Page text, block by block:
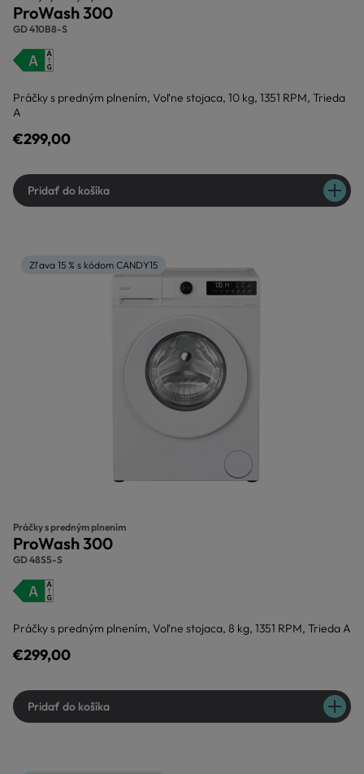
ProWash 300
GD 410B8-S
Práčky s predným plnením, Voľne stojaca, 10 kg, 1351 RPM, Trieda
A
€299,00
Pridať do košíka
Zľava 15 % s kódom CANDY15
Práčky s predným plnením
ProWash 300
GD 48S5-S
Práčky s predným plnením, Voľne stojaca, 8 kg, 1351 RPM, Trieda A
€299,00
Pridať do košíka